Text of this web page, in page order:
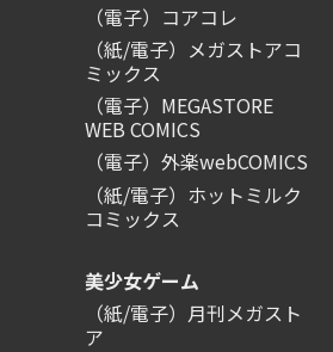
（電子）コアコレ
（紙/電子）メガストアコ
ミックス
（電子）MEGASTORE
WEB COMICS
（電子）外楽webCOMICS
（紙/電子）ホットミルク
コミックス
美少女ゲーム
（紙/電子）月刊メガスト
ア